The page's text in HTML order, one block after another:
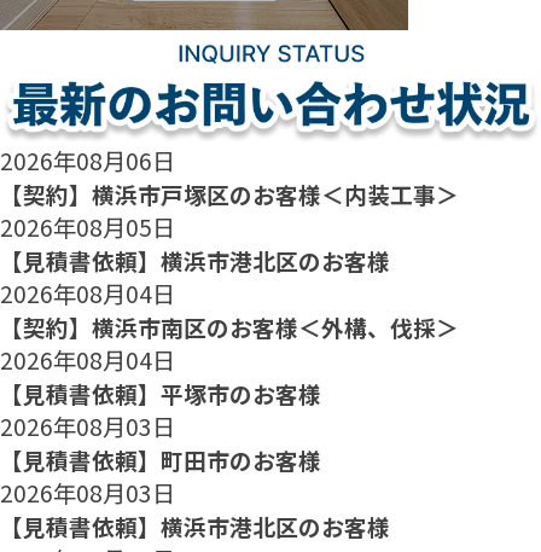
2026年08月06日
【契約】横浜市戸塚区のお客様＜内装工事＞
2026年08月05日
【見積書依頼】横浜市港北区のお客様
2026年08月04日
【契約】横浜市南区のお客様＜外構、伐採＞
2026年08月04日
【見積書依頼】平塚市のお客様
2026年08月03日
【見積書依頼】町田市のお客様
2026年08月03日
【見積書依頼】横浜市港北区のお客様